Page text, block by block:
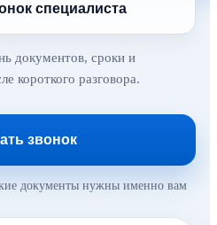
специалиста
документов, сроки и
короткого разговора.
звонок
документы нужны именно вам